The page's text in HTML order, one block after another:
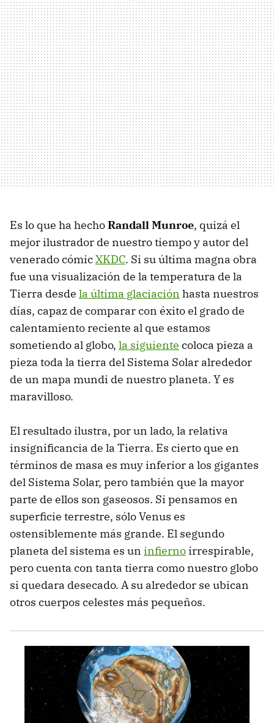
Es lo que ha hechoRandall Munroe, quizá el
mejor ilustrador de nuestro tiempo y autor del
venerado cómicXKDC. Si su última magna obra
fue una visualización de la temperatura de la
Tierra desde la última glaciación hasta nuestros
días, capaz de comparar con éxito el grado de
calentamiento reciente al que estamos
sometiendo al globo, la siguiente coloca pieza a
pieza toda la tierra del Sistema Solar alrededor
de un mapa mundi de nuestro planeta. Y es
maravilloso.
El resultado ilustra, por un lado, la relativa
insignificancia de la Tierra. Es cierto que en
términos de masa es muy inferior a los gigantes
del Sistema Solar, pero también que la mayor
parte de ellos son gaseosos. Si pensamos en
superficie terrestre, sólo Venus es
ostensiblemente más grande. El segundo
planeta del sistema es un infierno irrespirable,
pero cuenta con tanta tierra como nuestro globo
si quedara desecado. A su alrededor se ubican
otros cuerpos celestes más pequeños.